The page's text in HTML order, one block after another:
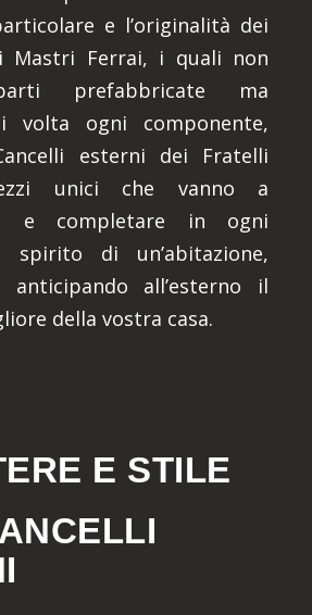
e l’originalità dei
Mastri Ferrai, i quali non
prefabbricate ma
volta ogni componente,
esterni dei Fratelli
unici che vanno a
e completare in ogni
spirito di un’abitazione,
anticipando all’esterno il
della vostra casa.
E STILE